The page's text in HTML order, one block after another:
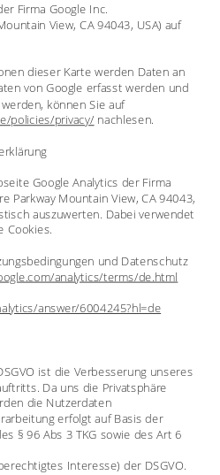
Firma Google Inc.
View, CA 94043, USA) auf
dieser Karte werden Daten an
von Google erfasst werden und
können Sie auf
policies/privacy/ nachlesen.
Google Analytics der Firma
Parkway Mountain View, CA 94043,
auszuwerten. Dabei verwendet
Cookies.
und Datenschutz
analytics/terms/de.html
answer/6004245?hl=de
ist die Verbesserung unseres
Da uns die Privatsphäre
die Nutzerdaten
erfolgt auf Basis der
§ 96 Abs 3 TKG sowie des Art 6
Interesse) der DSGVO.